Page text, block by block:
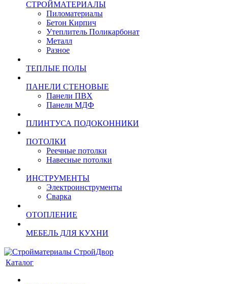
СТРОЙМАТЕРИАЛЫ
Пиломатериалы
Бетон Кирпич
Утеплитель Поликарбонат
Металл
Разное
ТЕПЛЫЕ ПОЛЫ
ПАНЕЛИ СТЕНОВЫЕ
Панели ПВХ
Панели МДФ
ПЛИНТУСА ПОДОКОННИКИ
ПОТОЛКИ
Реечные потолки
Навесные потолки
ИНСТРУМЕНТЫ
Электроинструменты
Сварка
ОТОПЛЕНИЕ
МЕБЕЛЬ ДЛЯ КУХНИ
Каталог